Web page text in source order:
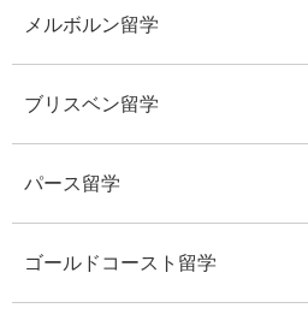
メルボルン留学
ブリスベン留学
パース留学
ゴールドコースト留学